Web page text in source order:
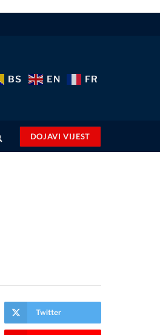
BS EN FR
DOJAVI VIJEST
Twitter